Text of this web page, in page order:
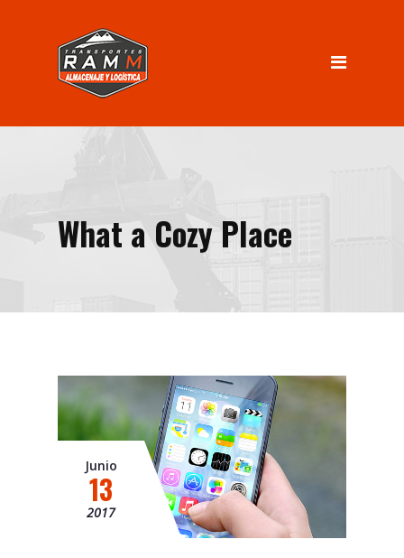
Servicios
NosotrosWhat a Cozy Place
Junio
13
2017